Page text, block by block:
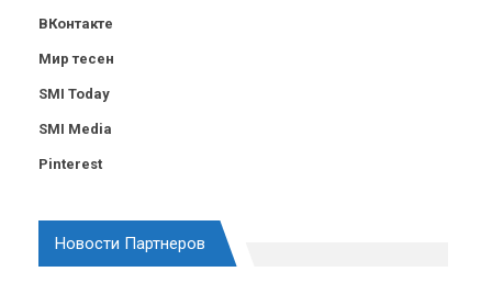
ВКонтакте
Мир тесен
SMI Today
SMI Media
Pinterest
Новости Партнеров